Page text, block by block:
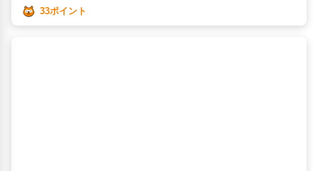
33ポイント